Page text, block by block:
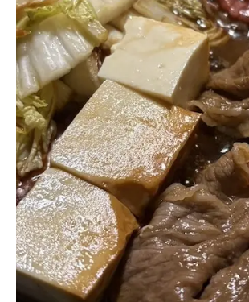
アニメ映画一覧 実写化映
今期アニメ曜日別一覧
春アニメ 夏アニメ
秋アニメ 冬アニメ
男性声優/女性声優一覧
FOLLOW US